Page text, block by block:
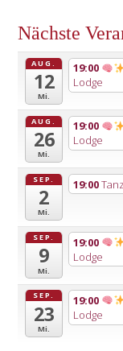
Nächste
AUG.
12
Mi.
19:00
Lodge
AUG.
26
Mi.
19:00
Lodge
SEP.
2
Mi.
19:00
SEP.
9
Mi.
19:00
Lodge
SEP.
23
Mi.
19:00
Lodge